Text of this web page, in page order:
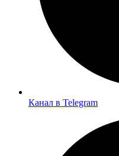
Канал в Telegram